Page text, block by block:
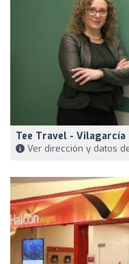
Tee Travel - Vilagarcía
Ver dirección y datos